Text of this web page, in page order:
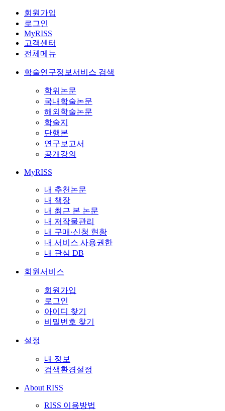
회원가입
로그인
MyRISS
고객센터
전체메뉴
학술연구정보서비스 검색
학위논문
국내학술논문
해외학술논문
학술지
단행본
연구보고서
공개강의
MyRISS
내 추천논문
내 책장
내 최근 본 논문
내 저작물관리
내 구매·신청 현황
내 서비스 사용권한
내 관심 DB
회원서비스
회원가입
로그인
아이디 찾기
비밀번호 찾기
설정
내 정보
검색환경설정
About RISS
RISS 이용방법